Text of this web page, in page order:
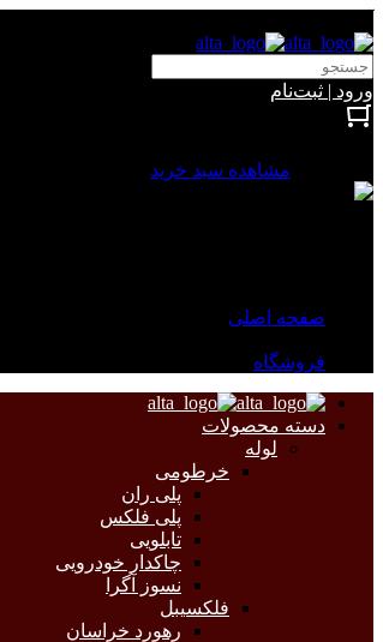
ورود | ثبت‌نام
مشاهده سبد خرید
صفحه اصلی
فروشگاه
دسته محصولات
لوله
خرطومی
پلی ران
پلی فلکس
تابلویی
چاکدار خودرویی
نسوز آگرا
فلکسیبل
رهورد خراسان